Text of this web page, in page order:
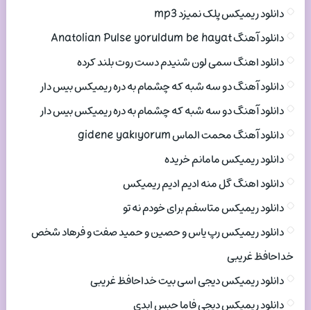
دانلود ریمیکس پلک نمیزد mp3
دانلود آهنگ Anatolian Pulse yoruldum be hayat
دانلود اهنگ سمی لون شنیدم دست روت بلند کرده
دانلود آهنگ دو سه شبه که چشمام به دره ریمیکس بیس دار
دانلود آهنگ دو سه شبه که چشمام به دره ریمیکس بیس دار
دانلود آهنگ محمت الماس gidene yakıyorum
دانلود ریمیکس مامانم خریده
دانلود اهنگ گل منه ادیم ادیم ریمیکس
دانلود ریمیکس متاسفم برای خودم نه تو
دانلود ریمیکس رپ یاس و حصین و حمید صفت و فرهاد شخص
خداحافظ غریبی
دانلود ریمیکس دیجی اسی بیت خداحافظ غریبی
دانلود ریمیکس دیجی فاما حبس ابدی